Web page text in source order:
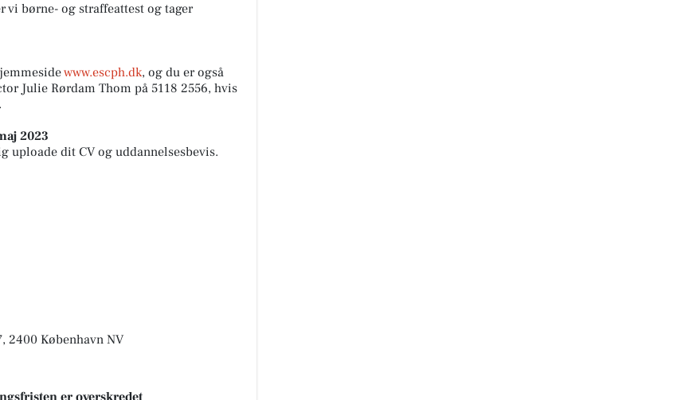
børne- og straffeattest og tager
www.escph.dk, og du er også
Julie Rørdam Thom på 5118 2556, hvis
2023
uploade dit CV og uddannelsesbevis.
2400 København NV